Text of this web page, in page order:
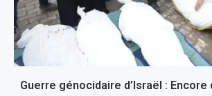
Guerre génocidaire d’Israël :